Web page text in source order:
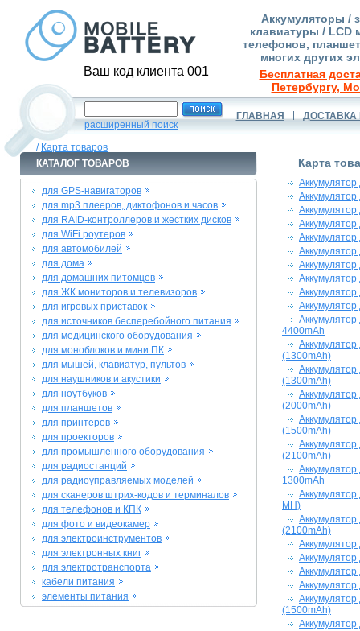
Ваш код клиента 001
Аккумуляторы /
клавиатуры / LCD
телефонов,
многих других
Бесплатная
Петербургу,
расширенный поиск
ГЛАВНАЯ ДОСТАВКА
/ Карта товаров
КАТАЛОГ ТОВАРОВ
для GPS-навигаторов
для mp3 плееров, диктофонов и часов
для RAID-контроллеров и жестких дисков
для WiFi роутеров
для автомобилей
для дома
для домашних питомцев
для ЖК мониторов и телевизоров
для игровых приставок
для источников бесперебойного питания
для медицинского оборудования
для моноблоков и мини ПК
для мышей, клавиатур, пультов
для наушников и акустики
для ноутбуков
для планшетов
для принтеров
для проекторов
для промышленного оборудования
для радиостанций
для радиоуправляемых моделей
для сканеров штрих-кодов и терминалов
для телефонов и КПК
для фото и видеокамер
для электроинструментов
для электронных книг
для электротранспорта
кабели питания
элементы питания
Карта
4400mAh
(1300mAh)
(1300mAh)
(2000mAh)
(1500mAh)
(2100mAh)
1300mAh
MH)
(2100mAh)
(1500mAh)